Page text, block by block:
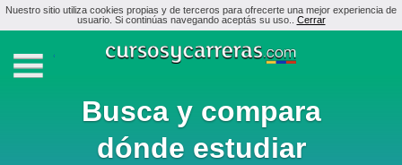
Nuestro sitio utiliza cookies propias y de terceros para ofrecerte una mejor experiencia de
usuario. Si continúas navegando aceptás su uso.. Cerrar
Busca y compara
dónde estudiar